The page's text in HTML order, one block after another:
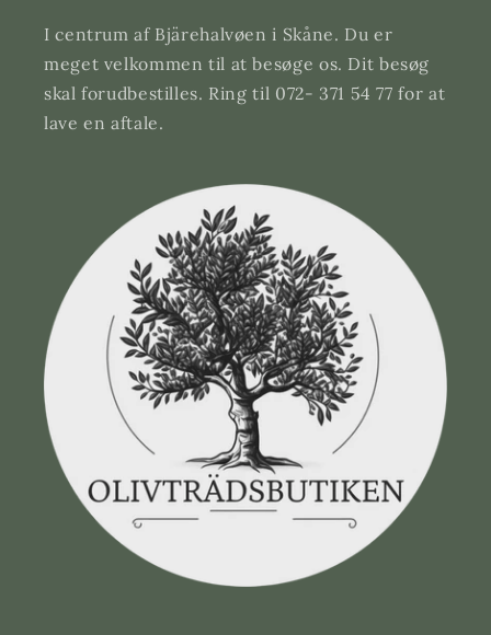
I centrum af Bjärehalvøen i Skåne. Du er
meget velkommen til at besøge os. Dit besøg
skal forudbestilles. Ring til 072- 371 54 77 for at
lave en aftale.